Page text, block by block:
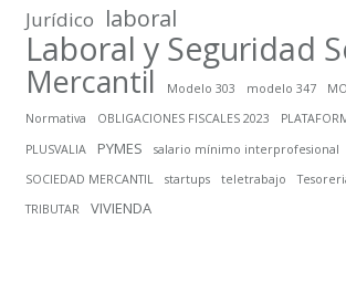
Jurídico laboral
Laboral y Seguridad
Mercantil Modelo 303 modelo 347
Normativa
OBLIGACIONES FISCALES 2023
PLUSVALIA
PYMES salario mínimo interprofesional
SOCIEDAD MERCANTIL startups teletrabajo
TRIBUTAR
VIVIENDA